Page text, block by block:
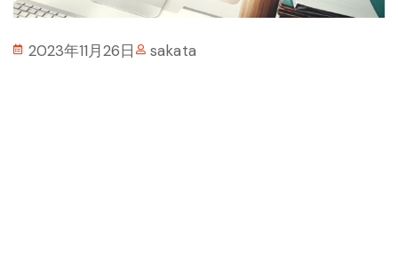
2023年11月26日 sakata